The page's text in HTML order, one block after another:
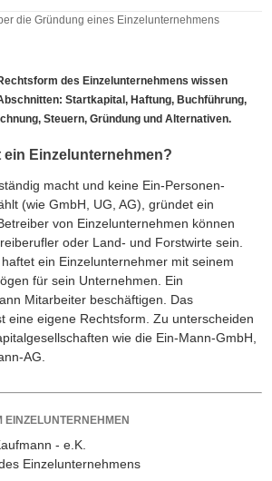
die Gründung eines Einzelunternehmens
des Einzelunternehmens wissen
Startkapital, Haftung, Buchführung,
Steuern, Gründung und Alternativen.
ein Einzelunternehmen?
macht und keine Ein-Personen-
(wie GmbH, UG, AG), gründet ein
von Einzelunternehmen können
oder Land- und Forstwirte sein.
ein Einzelunternehmer mit seinem
für sein Unternehmen. Ein
Mitarbeiter beschäftigen. Das
eine eigene Rechtsform. Zu unterscheiden
wie die Ein-Mann-GmbH,
AG.
EINZELUNTERNEHMEN
- e.K.
Einzelunternehmens